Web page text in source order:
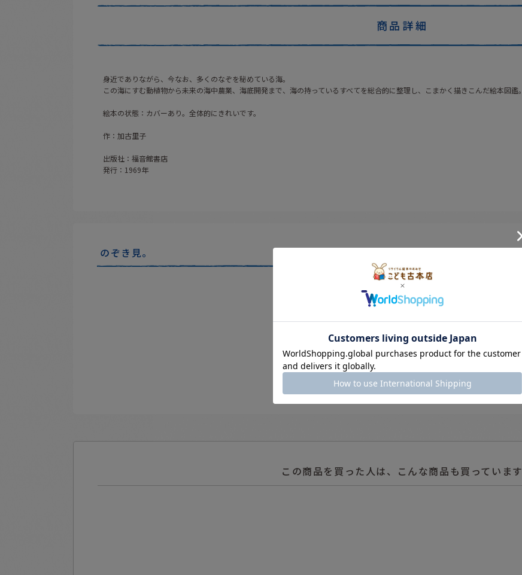
商品詳細
身近でありながら、今なお、多くのなぞを秘めている海。
この海にすむ動植物から未来の海中農業、海底開発まで、海の持っているすべてを総合的に整理し、こまかく描きこんだ絵本図鑑。
絵本の状態：カバーあり。全体的にきれいです。
作：加古里子
出版社：福音館書店
発行：1969年
のぞき見。
この商品を買った人は、こんな商品も買っています